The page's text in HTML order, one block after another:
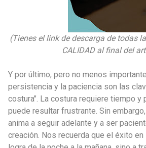
(Tienes el link de descarga de todas
CALIDAD al final del
Y por último, pero no menos
persistencia y la paciencia son las
costura". La costura requiere tiempo y
puede resultar frustrante. Sin
anima a seguir adelante y a ser
creación. Nos recuerda que el éxito